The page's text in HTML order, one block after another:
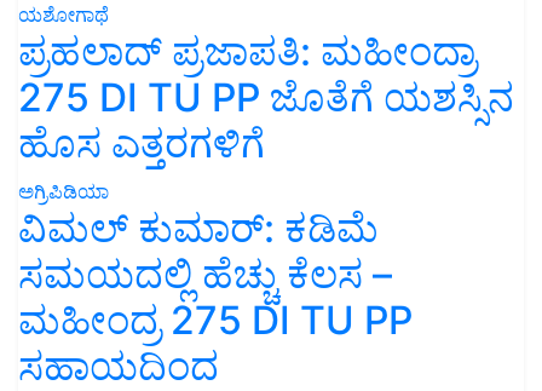
ಯಶೋಗಾಥೆ
ಪ್ರಹಲಾದ್ ಪ್ರಜಾಪತಿ: ಮಹೀಂದ್ರಾ
275 DI TU PP ಜೊತೆಗೆ ಯಶಸ್ಸಿನ
ಹೊಸ ಎತ್ತರಗಳಿಗೆ
ಅಗ್ರಿಪಿಡಿಯಾ
ವಿಮಲ್ ಕುಮಾರ್: ಕಡಿಮೆ
ಸಮಯದಲ್ಲಿ ಹೆಚ್ಚು ಕೆಲಸ –
ಮಹೀಂದ್ರ 275 DI TU PP
ಸಹಾಯದಿಂದ